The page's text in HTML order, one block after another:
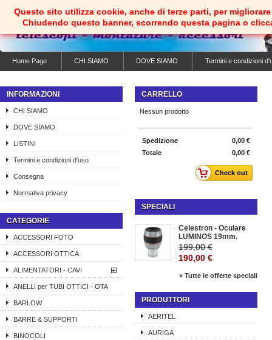
Home Page CHI SIAMO DOVE SIAMO Termini e condizioni
INFORMAZIONI
CHI SIAMO
DOVE SIAMO
LISTINI
Termini e condizioni d'uso
Consegna
Normativa privacy
CATEGORIE
ACCESSORI FOTO
ACCESSORI OTTICA
ALIMENTATORI - CAVI
ANELLI per TUBI OTTICI - OTA
BARLOW
BARRE & SUPPORTI
BINOCOLI
CARRELLO
Nessun prodotto
0,00 €
Spedizione
0,00 €
Totale
Check out
SPECIALI
Celestron - Oculare
LUMINOS 19mm.
199,00 €
190,00 €
» Tutte le offerte speciali
PRODUTTORI
AERITEL
AURIGA
Questo sito utilizza cookie, anche di terze parti, per
Chiudendo questo banner, scorrendo questa pagina o